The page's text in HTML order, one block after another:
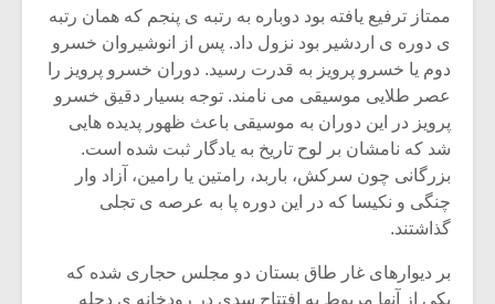
ممتاز ترفیع یافته بود دوباره به رتبه ی پنجم که همان رتبه
ی دوره ی اردشیر بود نزول داد. پس از انوشیروان خسرو
دوم یا خسرو پرویز به قدرت رسید. دوران خسرو پرویز را
عصر طلایی موسیقی می نامند. توجه بسیار دقیق خسرو
پرویز در این دوران به موسیقی باعث ظهور پدیده هایی
شد که نامشان بر لوح تاریخ به یادگار ثبت شده است.
بزرگانی چون سرکش، باربد، رامتین یا رامین، آزاد وار
چنگی و نکیسا که در این دوره پا به عرصه ی تجلی
گذاشتند.
بر دیوارهای غار طاق بستان دو مجلس حجاری شده که
یکی از آنها مربوط به افتتاح سدی در رودخانه ی دجله
یادداشتی بر موسیقی
متن فیلم «متری
شیش و نیم»
اگر نمی توانی
دوره